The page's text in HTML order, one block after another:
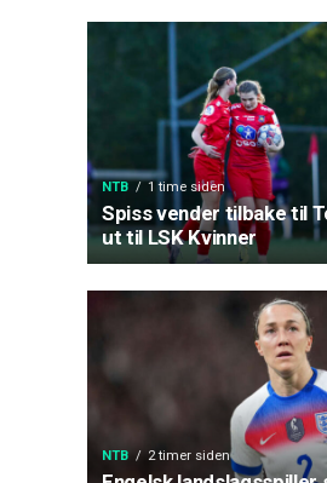
NTB 1 time siden
Spiss vender tilbake til
ut til LSK Kvinner
NTB 2 timer siden